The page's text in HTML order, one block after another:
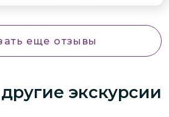
еще отзывы
экскурсии